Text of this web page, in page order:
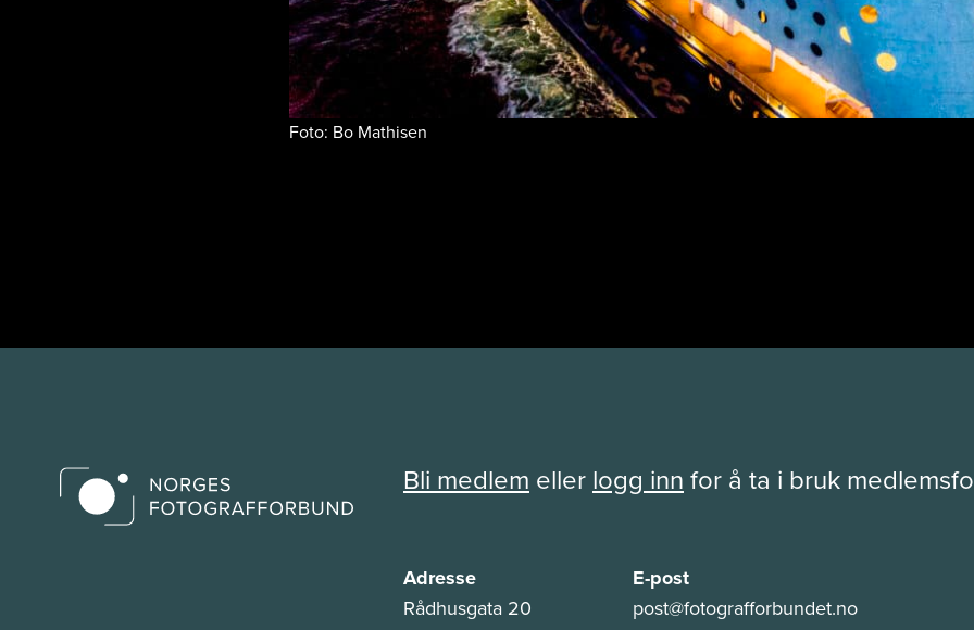
Foto: Bo Mathisen
Bli medlem eller logg inn for å ta i bruk
Adresse
Rådhusgata 20
E-post
post@fotografforbundet.no